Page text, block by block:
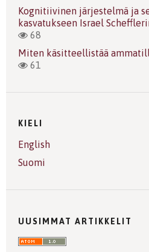
Kognitiivinen järjestelmä ja
kasvatukseen Israel
68
Miten käsitteellistää
61
KIELI
English
Suomi
UUSIMMAT ARTIKKELIT